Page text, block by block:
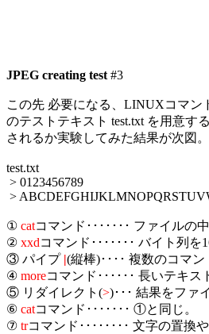
JPEG creating test #3
この先 必要になる、LINUXコマン
のテストテキスト test.txt を用意す
されるか実験してみた結果が次図。
test.txt
> 0123456789
>
① catコマンド･･･････ ファイルの
② xxdコマンド･･･････ バイト列を
③ パイプ |(縦棒)････ 複数のコマン
④ moreコマンド･･････ 長いテキス
⑤ リダイレクト(>)･･･ 結果をファ
⑥ catコマンド･･･････ ①と同じ。
⑦ trコマンド････････ 文字の置換